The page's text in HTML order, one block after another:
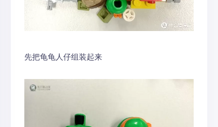
先把龟龟人仔组装起来